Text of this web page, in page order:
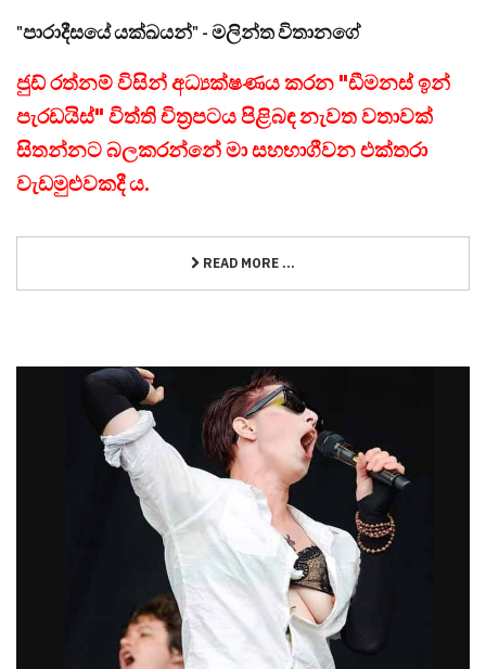
"පාරාදීසයේ යක්ඛයන්" - මලින්ත විතානගේ
ජුඩ් රත්නම් විසින් අධ්‍යක්ෂණය කරන "ඩීමනස් ඉන්
පැරඩයිස්" විත්ති චිත්‍රපටය පිළිබඳ නැවත වතාවක්
සිතන්නට බලකරන්නේ මා සහභාගීවන එක්තරා
වැඩමුළුවකදී ය.
READ MORE ...